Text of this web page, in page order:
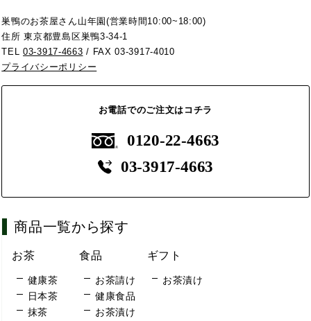
巣鴨のお茶屋さん山年園(営業時間10:00~18:00)
住所 東京都豊島区巣鴨3-34-1
TEL03-3917-4663 / FAX 03-3917-4010
プライバシーポリシー
お電話でのご注文はコチラ
0120-22-4663
03-3917-4663
商品一覧から探す
お茶
健康茶
日本茶
抹茶
食品
お茶請け
健康食品
お茶漬け
ギフト
お茶漬け